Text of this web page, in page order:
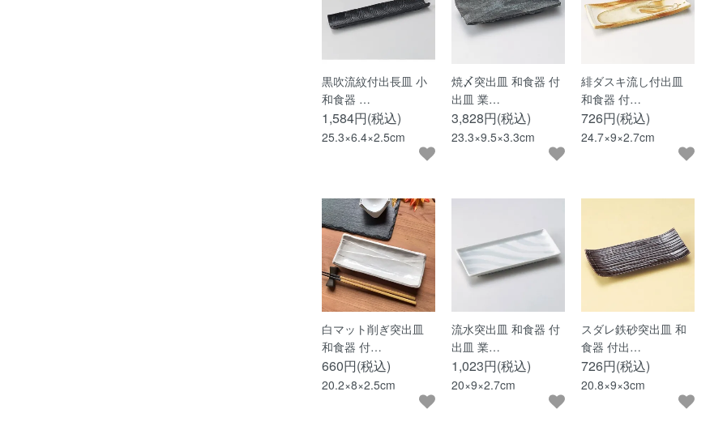
黒吹流紋付出長皿 小
和食器 …
1,584円(税込)
25.3×6.4×2.5cm
焼〆突出皿 和食器 付
出皿 業…
3,828円(税込)
23.3×9.5×3.3cm
緋ダスキ流し付出皿
和食器 付…
726円(税込)
24.7×9×2.7cm
白マット削ぎ突出皿
和食器 付…
660円(税込)
20.2×8×2.5cm
流水突出皿 和食器 付
出皿 業…
1,023円(税込)
20×9×2.7cm
スダレ鉄砂突出皿 和
食器 付出…
726円(税込)
20.8×9×3cm